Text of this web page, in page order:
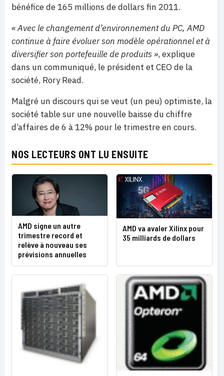
bénéfice de 165 millions de dollars fin 2011.
« Avec le changement d’environnement du PC, AMD
continue à faire évoluer son modèle opérationnel et à
diversifier son portefeuille de produits », explique
dans un communiqué, le président et CEO de la
société, Rory Read.
Malgré un discours qui se veut (un peu) optimiste, la
société table sur une nouvelle baisse du chiffre
d’affaires de 6 à 12% pour le trimestre en cours.
NOS LECTEURS ONT LU ENSUITE
AMD signe un autre
trimestre record et
relève à nouveau ses
prévisions annuelles
AMD va avaler Xilinx pour
35 milliards de dollars